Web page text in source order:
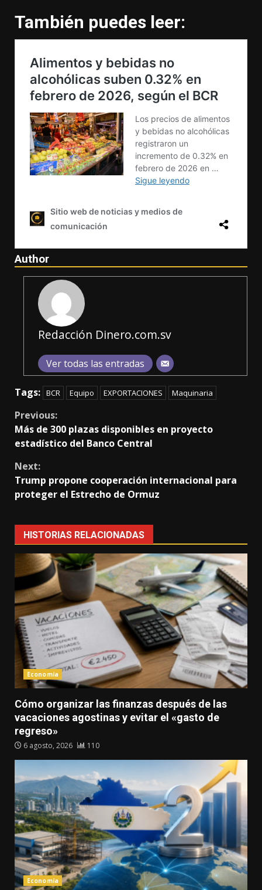
También puedes leer:
Author
Redacción Dinero.com.sv
Ver todas las entradas
Tags: BCR Equipo EXPORTACIONES Maquinaria
Continue
Reading
Previous:
Más de 300 plazas disponibles en proyecto
estadístico del Banco Central
Next:
Trump propone cooperación internacional para
proteger el Estrecho de Ormuz
HISTORIAS RELACIONADAS
Economía
Cómo organizar las finanzas después de las
vacaciones agostinas y evitar el «gasto de
regreso»
6 agosto, 2026 110
Economía